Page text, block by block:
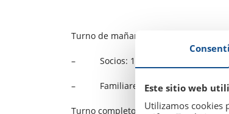
Turno de mañana (sin comida) 2
– Socios: 160 €
– Familiares y amigos de socios:
Turno completo (con comida), 2
Este sitio web
Utilizamos cookies